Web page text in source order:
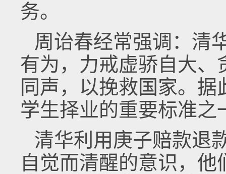
务。
周诒春经常强调：清
有为，力戒虚骄自大、
同声，以挽救国家。据
学生择业的重要标准之
清华利用庚子赔款退
自觉而清醒的意识，他